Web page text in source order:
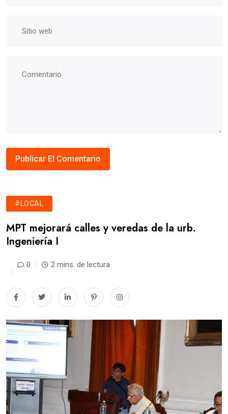
#LOCAL
MPT mejorará calles y veredas de la urb.
Ingeniería I
0 2 mins. de lectura